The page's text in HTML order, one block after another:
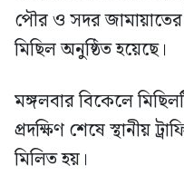
পৌর ও সদর
মিছিল অনুষ্ঠিত হয়েছে।
মঙ্গলবার বিকেলে
প্রদক্ষিণ শেষে স্থানীয়
মিলিত হয়।